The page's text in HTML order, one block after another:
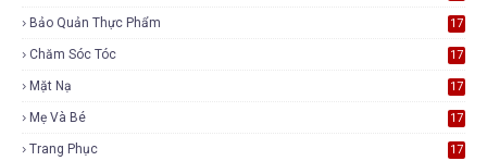
Bảo Quản Thực Phẩm 17
Chăm Sóc Tóc 17
Mặt Nạ 17
Mẹ Và Bé 17
Trang Phục 17